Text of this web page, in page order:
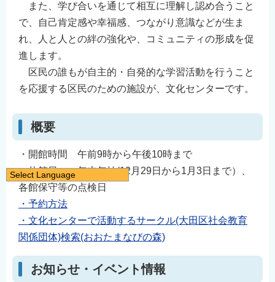
また、学び合いを通じて相互に理解し認め合うこと
で、自己肯定感や幸福感、つながり意識などが生ま
れ、人と人との絆の強化や、コミュニティの形成を促
進します。
区民の誰もが自主的・自発的な学習活動を行うこと
を応援する区民のための施設が、文化センターです。
概要
・開館時間 午前9時から午後10時まで
・休館日 年末年始(12月29日から1月3日まで）、
各館保守等の点検日
・予約方法
・文化センターで活動するサークル(大田区社会教育
関係団体)検索(おおたまなびの森)
お知らせ・イベント情報
Select Language
日本語
English
한국어